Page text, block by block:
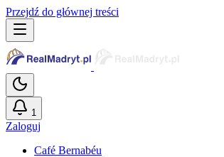
Przejdź do głównej treści
1
Zaloguj
Café Bernabéu